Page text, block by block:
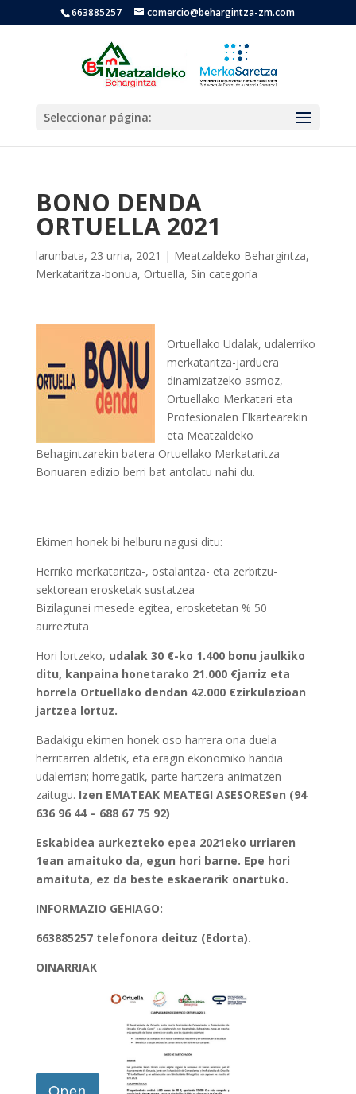
663885257 comercio@behargintza-zm.com
Seleccionar página:
BONO DENDA
ORTUELLA 2021
larunbata, 23 urria, 2021 | Meatzaldeko Behargintza,
Merkataritza-bonua, Ortuella, Sin categoría
Ortuellako Udalak, udalerriko
merkataritza-jarduera
dinamizatzeko asmoz,
Ortuellako Merkatari eta
Profesionalen Elkartearekin
eta Meatzaldeko
Behagintzarekin batera Ortuellako Merkataritza
Bonuaren edizio berri bat antolatu nahi du.
Ekimen honek bi helburu nagusi ditu:
Herriko merkataritza-, ostalaritza- eta zerbitzu-
sektorean erosketak sustatzea
Bizilagunei mesede egitea, erosketetan % 50
aurreztuta
Hori lortzeko, udalak 30 €-ko 1.400 bonu jaulkiko
ditu, kanpaina honetarako 21.000 €jarriz eta
horrela Ortuellako dendan 42.000 €zirkulazioan
jartzea lortuz.
Badakigu ekimen honek oso harrera ona duela
herritarren aldetik, eta eragin ekonomiko handia
udalerrian; horregatik, parte hartzera animatzen
zaitugu. Izen EMATEAK MEATEGI ASESORESen (94
636 96 44 – 688 67 75 92)
Eskabidea aurkezteko epea 2021eko urriaren
1ean amaituko da, egun hori barne. Epe hori
amaituta, ez da beste eskaerarik onartuko.
INFORMAZIO GEHIAGO:
663885257 telefonora deituz (Edorta).
OINARRIAK